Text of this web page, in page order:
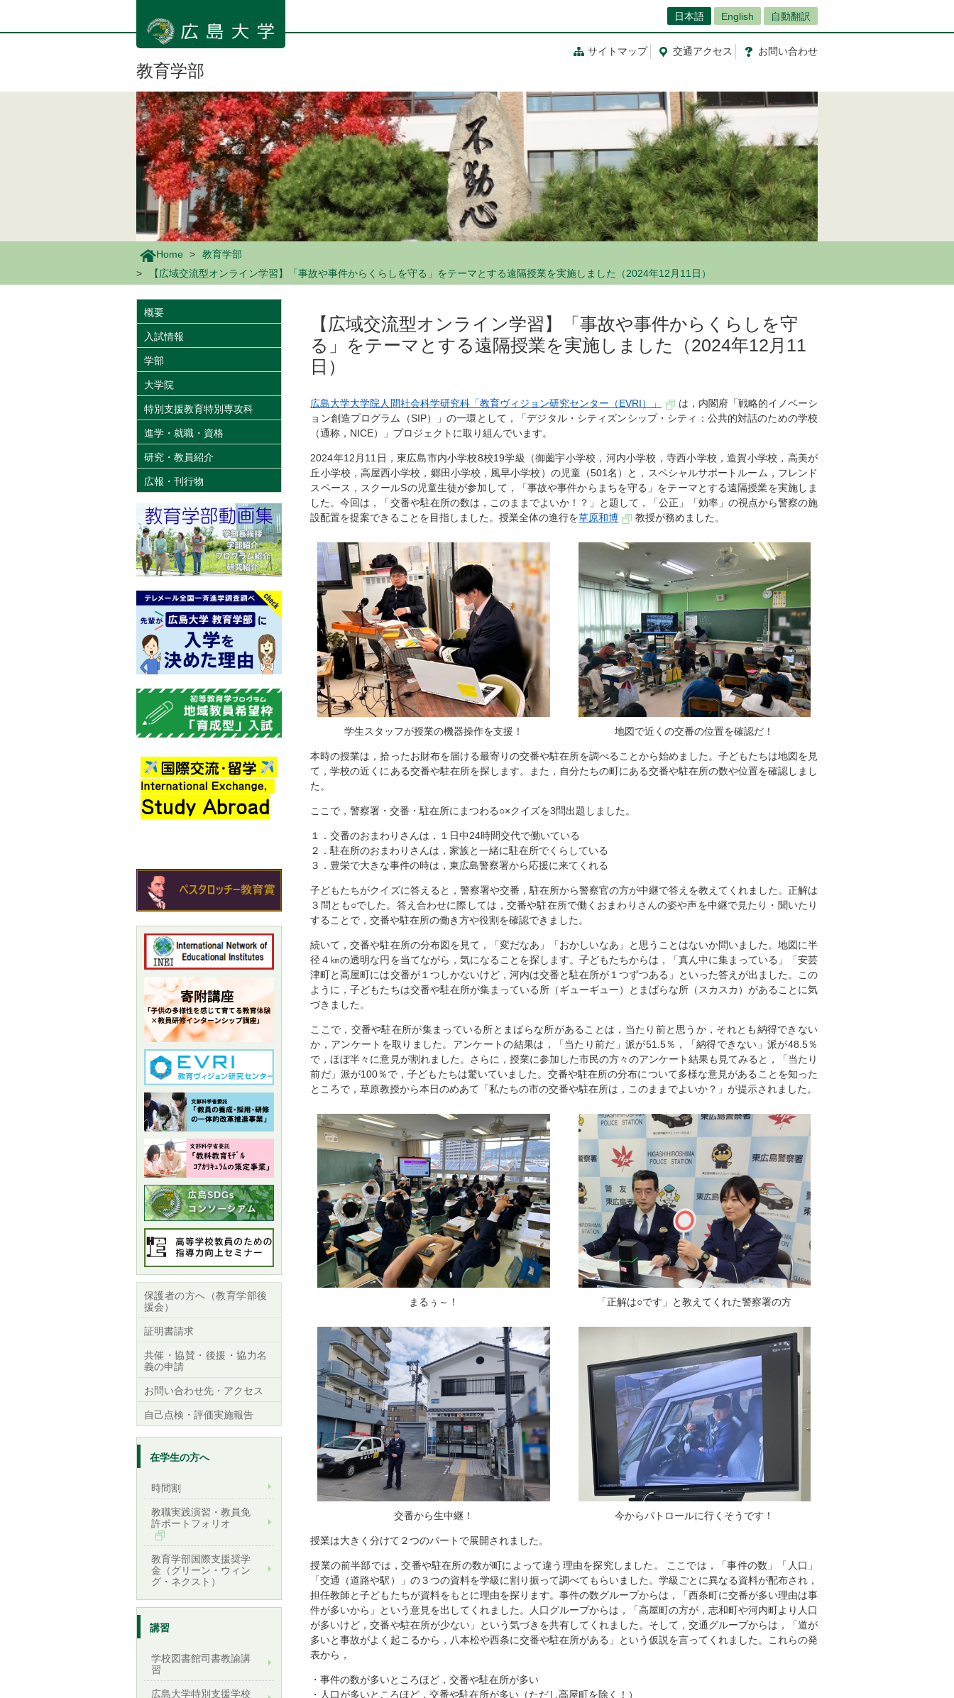
ン
日本語 English 自動翻訳
サイトマップ 交通アクセス お問い合わせ
教育学部
Home
教育学部
【広域交流型オンライン学習】「事故や事件からくらしを守る」をテーマとする遠隔授業を実施しました（2024年12月11日）
【広域交流型オンライン学習】「事故や事件からくらしを守
る」をテーマとする遠隔授業を実施しました（2024年12月11
日）
広島大学大学院人間社会科学研究科「教育ヴィジョン研究センター（EVRI）」
は，内閣府「戦略的イノベーシ
ョン創造プログラム（SIP）」の一環として，「デジタル・シティズンシップ・シティ：公共的対話のための学校
（通称，NICE）」プロジェクトに取り組んでいます。
2024年12月11日，東広島市内小学校8校19学級（御薗宇小学校，河内小学校，寺西小学校，造賀小学校，高美が
丘小学校，高屋西小学校，郷田小学校，風早小学校）の児童（501名）と，スペシャルサポートルーム，フレンド
スペース，スクールSの児童生徒が参加して，「事故や事件からまちを守る」をテーマとする遠隔授業を実施しま
した。今回は，「交番や駐在所の数は，このままでよいか！？」と題して，「公正」「効率」の視点から警察の施
設配置を提案できることを目指しました。授業全体の進行を草原和博 教授が務めました。
学生スタッフが授業の機器操作を支援！ 地図で近くの交番の位置を確認だ！
本時の授業は，拾ったお財布を届ける最寄りの交番や駐在所を調べることから始めました。子どもたちは地図を見
て，学校の近くにある交番や駐在所を探します。また，自分たちの町にある交番や駐在所の数や位置を確認しまし
た。
ここで，警察署・交番・駐在所にまつわる○×クイズを3問出題しました。
１．交番のおまわりさんは，１日中24時間交代で働いている
２．駐在所のおまわりさんは，家族と一緒に駐在所でくらしている
３．豊栄で大きな事件の時は，東広島警察署から応援に来てくれる
子どもたちがクイズに答えると，警察署や交番，駐在所から警察官の方が中継で答えを教えてくれました。正解は
３問とも○でした。答え合わせに際しては，交番や駐在所で働くおまわりさんの姿や声を中継で見たり・聞いたり
することで，交番や駐在所の働き方や役割を確認できました。
続いて，交番や駐在所の分布図を見て，「変だなあ」「おかしいなあ」と思うことはないか問いました。地図に半
径４㎞の透明な円を当てながら，気になることを探します。子どもたちからは，「真ん中に集まっている」「安芸
津町と高屋町には交番が１つしかないけど，河内は交番と駐在所が１つずつある」といった答えが出ました。この
ように，子どもたちは交番や駐在所が集まっている所（ギューギュー）とまばらな所（スカスカ）があることに気
づきました。
ここで，交番や駐在所が集まっている所とまばらな所があることは，当たり前と思うか，それとも納得できない
か，アンケートを取りました。アンケートの結果は，「当たり前だ」派が51.5％，「納得できない」派が48.5％
で，ほぼ半々に意見が割れました。さらに，授業に参加した市民の方々のアンケート結果も見てみると，「当たり
前だ」派が100％で，子どもたちは驚いていました。交番や駐在所の分布について多様な意見があることを知った
ところで，草原教授から本日のめあて「私たちの市の交番や駐在所は，このままでよいか？」が提示されました。
まるぅ～！ 「正解は○です」と教えてくれた警察署の方
交番から生中継！ 今からパトロールに行くそうです！
授業は大きく分けて２つのパートで展開されました。
授業の前半部では，交番や駐在所の数が町によって違う理由を探究しました。 ここでは，「事件の数」「人口」
「交通（道路や駅）」の３つの資料を学級に割り振って調べてもらいました。学級ごとに異なる資料が配布され，
担任教師と子どもたちが資料をもとに理由を探ります。事件の数グループからは，「西条町に交番が多い理由は事
件が多いから」という意見を出してくれました。人口グループからは，「高屋町の方が，志和町や河内町より人口
が多いけど，交番や駐在所が少ない」という気づきを共有してくれました。そして，交通グループからは，「道が
多いと事故がよく起こるから，八本松や西条に交番や駐在所がある」という仮説を言ってくれました。これらの発
表から，
・事件の数が多いところほど，交番や駐在所が多い
・人口が多いところほど，交番や駐在所が多い（ただし高屋町を除く！）
概要
入試情報
学部
大学院
特別支援教育特別専攻科
進学・就職・資格
研究・教員紹介
広報・刊行物
保護者の方へ（教育学部後
援会）
証明書請求
共催・協賛・後援・協力名
義の申請
お問い合わせ先・アクセス
自己点検・評価実施報告
在学生の方へ
時間割
教職実践演習・教員免
許ポートフォリオ
教育学部国際支援奨学
金（グリーン・ウィン
グ・ネクスト）
講習
学校図書館司書教諭講
習
広島大学特別支援学校